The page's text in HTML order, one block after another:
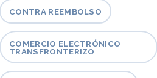
CONTRA REEMBOLSO
COMERCIO ELECTRÓNICO
TRANSFRONTERIZO